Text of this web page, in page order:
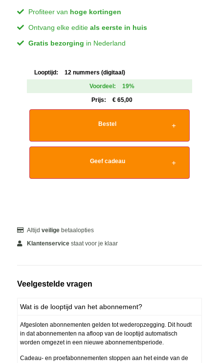
Profiteer van hoge kortingen
Ontvang elke editie als eerste in huis
Gratis bezorging in Nederland
Looptijd:
12 nummers (digitaal)
Voordeel:
19%
Prijs:
€ 65,00
Bestel
Geef cadeau
Altijd veilige betaalopties
Klantenservice staat voor je klaar
Veelgestelde vragen
Wat is de looptijd van het abonnement?
Afgesloten abonnementen gelden tot wederopzegging. Dit houdt
in dat abonnementen na afloop van de looptijd automatisch
worden omgezet in een nieuwe abonnementsperiode.
Cadeau- en proefabonnementen stoppen aan het einde van de